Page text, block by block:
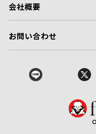
会社概要
お問い合わせ